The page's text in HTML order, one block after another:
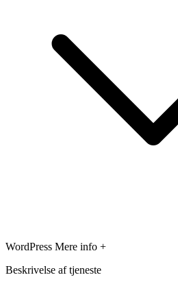
WordPress Mere info +
Beskrivelse af tjeneste